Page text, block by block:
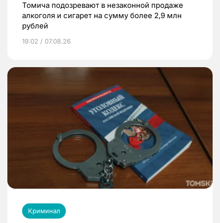
Томича подозревают в незаконной продаже
алкоголя и сигарет на сумму более 2,9 млн
рублей
19:02 / 07.08.26
Криминал